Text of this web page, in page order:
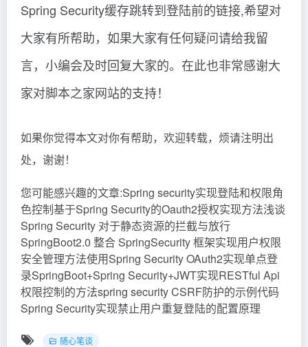
Spring Security缓存跳转到登陆前的链接,希望对
大家有所帮助，如果大家有任何疑问请给我留
言，小编会及时回复大家的。在此也非常感谢大
家对脚本之家网站的支持！
如果你觉得本文对你有帮助，欢迎转载，烦请注明出
处，谢谢！
您可能感兴趣的文章:Spring security实现登陆和权限角
色控制基于Spring Security的Oauth2授权实现方法浅谈
Spring Security 对于静态资源的拦截与放行
SpringBoot2.0 整合 SpringSecurity 框架实现用户权限
安全管理方法使用Spring Security OAuth2实现单点登
录SpringBoot+Spring Security+JWT实现RESTful Api
权限控制的方法spring security CSRF防护的示例代码
Spring Security实现禁止用户重复登陆的配置原理
随心笔谈